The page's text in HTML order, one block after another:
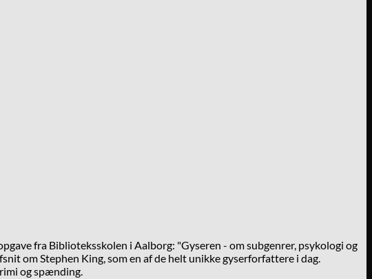
fra Biblioteksskolen i Aalborg: "Gyseren - om subgenrer, psykologi og
om Stephen King, som en af de helt unikke gyserforfattere i dag.
og spænding.